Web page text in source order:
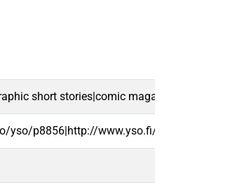
short stories|comic magazines|en
p8856|http://www.yso.fi/onto/yso/